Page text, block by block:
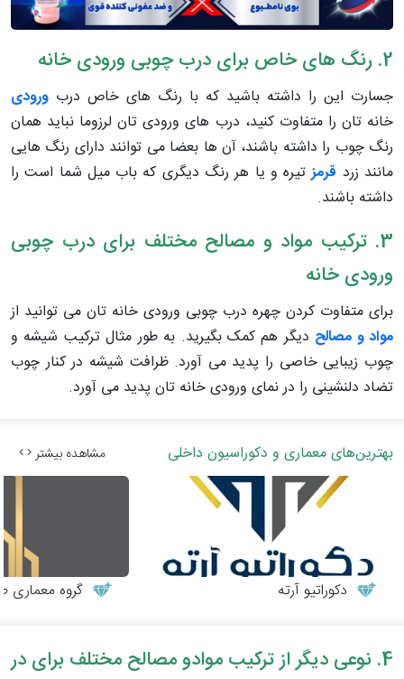
2. رنگ های خاص برای درب چوبی ورودی خانه
جسارت این را داشته باشید که با رنگ های خاص درب ورودی
خانه تان را متفاوت کنید، درب های ورودی تان لرزوما نباید همان
رنگ چوب را داشته باشند، آن ها بعضا می توانند دارای رنگ هایی
مانند زرد قرمزتیره و یا هر رنگ دیگری که باب میل شما است را
داشته باشند.
3. ترکیب مواد و مصالح مختلف برای درب چوبی
ورودی خانه
برای متفاوت کردن چهره درب چوبی ورودی خانه تان می توانید از
مواد و مصالح دیگر هم کمک بگیرید. به طور مثال ترکیب شیشه و
چوب زیبایی خاصی را پدید می آورد. ظرافت شیشه در کنار چوب
تضاد دلنشینی را در نمای ورودی خانه تان پدید می آورد.
بهترین‌های معماری و دکوراسیون داخلی مشاهده بیشتر
دکوراتیو آرته گروه معماری
4. نوعی دیگر از ترکیب موادو مصالح مختلف برای در